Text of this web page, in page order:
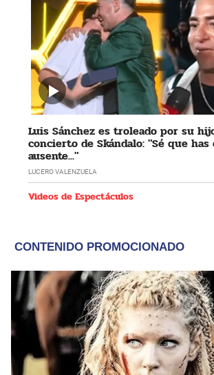
Luis Sánchez es troleado por su
concierto de Skándalo: "Sé que has
ausente..."
LUCERO VALENZUELA
Videos de Espectáculos